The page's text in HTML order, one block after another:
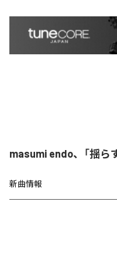
masumi endo、「揺ら
新曲情報